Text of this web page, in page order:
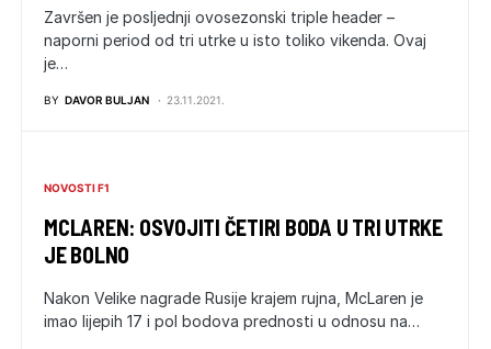
Završen je posljednji ovosezonski triple header –
naporni period od tri utrke u isto toliko vikenda. Ovaj
je…
BY DAVOR BULJAN 23.11.2021.
NOVOSTI F1
MCLAREN: OSVOJITI ČETIRI BODA U TRI UTRKE
JE BOLNO
Nakon Velike nagrade Rusije krajem rujna, McLaren je
imao lijepih 17 i pol bodova prednosti u odnosu na…